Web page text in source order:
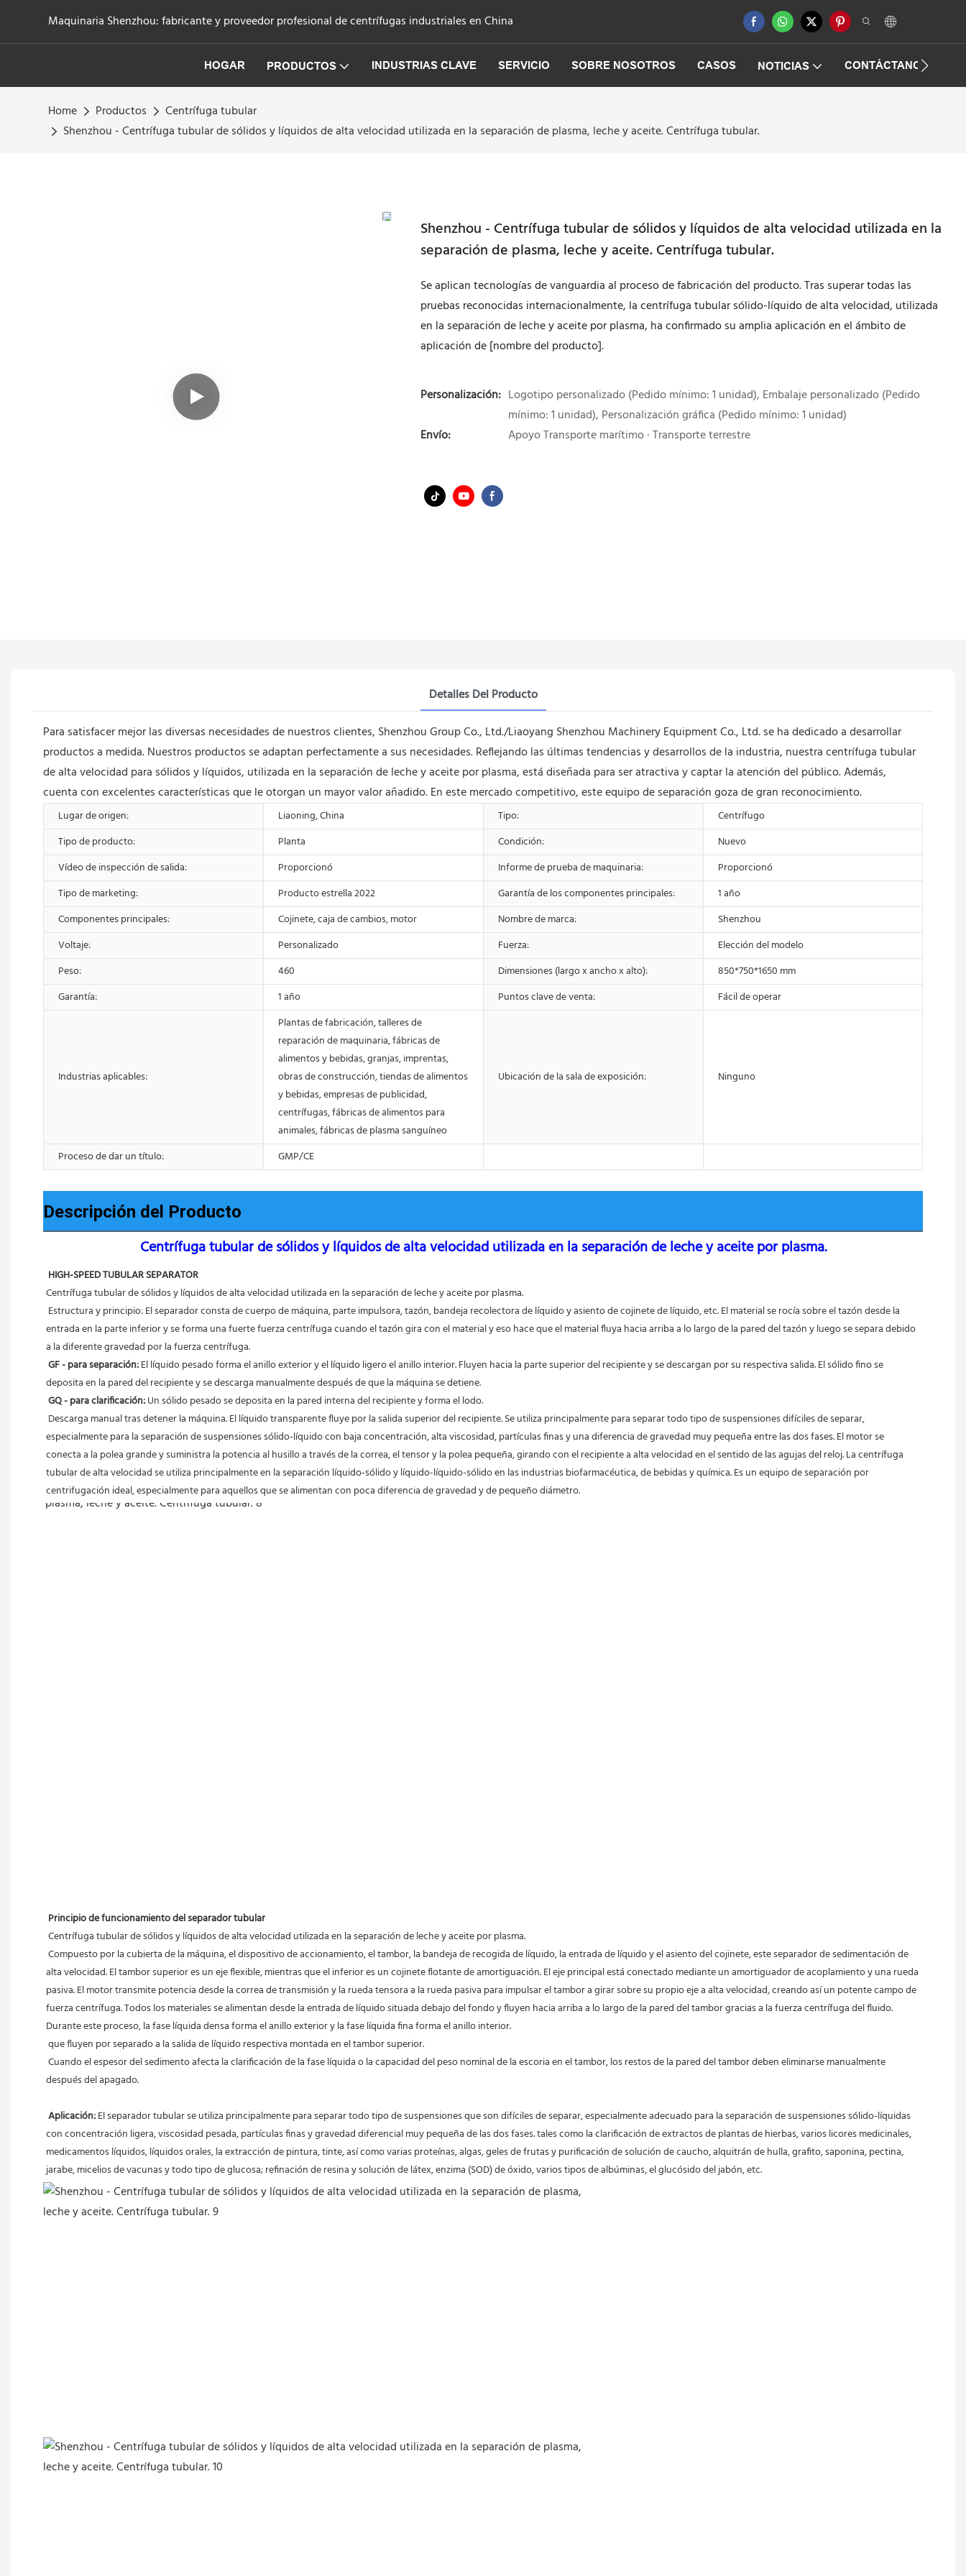
Maquinaria Shenzhou: fabricante y proveedor profesional de centrífugas industriales en China
HOGAR PRODUCTOS INDUSTRIAS CLAVE SERVICIO SOBRE NOSOTROS CASOS NOTICIAS CONTÁCTANOS
Home Productos
Centrífuga tubular
Shenzhou - Centrífuga tubular de sólidos y líquidos de alta velocidad utilizada en la separación de plasma, leche y aceite. Centrífuga tubular.
Shenzhou - Centrífuga tubular de sólidos y líquidos de alta velocidad utilizada en la
separación de plasma, leche y aceite. Centrífuga tubular.
Se aplican tecnologías de vanguardia al proceso de fabricación del producto. Tras superar todas las
pruebas reconocidas internacionalmente, la centrífuga tubular sólido-líquido de alta velocidad, utilizada
en la separación de leche y aceite por plasma, ha confirmado su amplia aplicación en el ámbito de
aplicación de [nombre del producto].
Personalización: Logotipo personalizado (Pedido mínimo: 1 unidad), Embalaje personalizado (Pedido
mínimo: 1 unidad), Personalización gráfica (Pedido mínimo: 1 unidad)
Envío:
Apoyo Transporte marítimo · Transporte terrestre
Detalles Del Producto
Para satisfacer mejor las diversas necesidades de nuestros clientes, Shenzhou Group Co., Ltd./Liaoyang Shenzhou Machinery Equipment Co., Ltd. se ha dedicado a desarrollar
productos a medida. Nuestros productos se adaptan perfectamente a sus necesidades. Reflejando las últimas tendencias y desarrollos de la industria, nuestra centrífuga tubular
de alta velocidad para sólidos y líquidos, utilizada en la separación de leche y aceite por plasma, está diseñada para ser atractiva y captar la atención del público. Además,
cuenta con excelentes características que le otorgan un mayor valor añadido. En este mercado competitivo, este equipo de separación goza de gran reconocimiento.
Lugar de origen: Liaoning, China Tipo:
Centrífugo
Tipo de producto:
Planta Condición:
Nuevo
Vídeo de inspección de salida:
Proporcionó Informe de prueba de maquinaria:
Proporcionó
Tipo de marketing:
Producto estrella 2022 Garantía de los componentes principales:
1 año
Componentes principales:
Cojinete, caja de cambios, motor Nombre de marca:
Shenzhou
Voltaje:
Personalizado Fuerza:
Elección del modelo
Peso:
460 Dimensiones (largo x ancho x alto):
850*750*1650 mm
Garantía:
1 año Puntos clave de venta: Fácil de operar
Industrias aplicables:
Plantas de fabricación, talleres de
reparación de maquinaria, fábricas de
alimentos y bebidas, granjas, imprentas,
obras de construcción, tiendas de alimentos
y bebidas, empresas de publicidad,
centrífugas, fábricas de alimentos para
animales, fábricas de plasma sanguíneo
Ubicación de la sala de exposición: Ninguno
Proceso de dar un título: GMP/CE
Descripción del Producto
Centrífuga tubular de sólidos y líquidos de alta velocidad utilizada en la separación de leche y aceite por plasma.
HIGH-SPEED TUBULAR SEPARATOR
Centrífuga tubular de sólidos y líquidos de alta velocidad utilizada en la separación de leche y aceite por plasma.
entrada en la parte inferior y se forma una fuerte fuerza centrífuga cuando el tazón gira con el material y eso hace que el material fluya hacia arriba a lo largo de la pared del tazón y luego se separa debido
a la diferente gravedad por la fuerza centrífuga.
GF - para separación: El líquido pesado forma el anillo exterior y el líquido ligero el anillo interior. Fluyen hacia la parte superior del recipiente y se descargan por su respectiva salida. El sólido fino se
deposita en la pared del recipiente y se descarga manualmente después de que la máquina se detiene.
GQ - para clarificación: Un sólido pesado se deposita en la pared interna del recipiente y forma el lodo.
especialmente para la separación de suspensiones sólido-líquido con baja concentración, alta viscosidad, partículas finas y una diferencia de gravedad muy pequeña entre las dos fases. El motor se
conecta a la polea grande y suministra la potencia al husillo a través de la correa, el tensor y la polea pequeña, girando con el recipiente a alta velocidad en el sentido de las agujas del reloj. La centrífuga
tubular de alta velocidad se utiliza principalmente en la separación líquido-sólido y líquido-líquido-sólido en las industrias biofarmacéutica, de bebidas y química. Es un equipo de separación por
centrifugación ideal, especialmente para aquellos que se alimentan con poca diferencia de gravedad y de pequeño diámetro.
Principio de funcionamiento del separador tubular
Centrífuga tubular de sólidos y líquidos de alta velocidad utilizada en la separación de leche y aceite por plasma.
Compuesto por la cubierta de la máquina, el dispositivo de accionamiento, el tambor, la bandeja de recogida de líquido, la entrada de líquido y el asiento del cojinete, este separador de sedimentación de
alta velocidad. El tambor superior es un eje flexible, mientras que el inferior es un cojinete flotante de amortiguación. El eje principal está conectado mediante un amortiguador de acoplamiento y una rueda
pasiva. El motor transmite potencia desde la correa de transmisión y la rueda tensora a la rueda pasiva para impulsar el tambor a girar sobre su propio eje a alta velocidad, creando así un potente campo de
fuerza centrífuga. Todos los materiales se alimentan desde la entrada de líquido situada debajo del fondo y fluyen hacia arriba a lo largo de la pared del tambor gracias a la fuerza centrífuga del fluido.
Durante este proceso, la fase líquida densa forma el anillo exterior y la fase líquida fina forma el anillo interior.
que fluyen por separado a la salida de líquido respectiva montada en el tambor superior.
después del apagado.
Aplicación: El separador tubular se utiliza principalmente para separar todo tipo de suspensiones que son difíciles de separar, especialmente adecuado para la separación de suspensiones sólido-líquidas
con concentración ligera, viscosidad pesada, partículas finas y gravedad diferencial muy pequeña de las dos fases. tales como la clarificación de extractos de plantas de hierbas, varios licores medicinales,
medicamentos líquidos, líquidos orales, la extracción de pintura, tinte, así como varias proteínas, algas, geles de frutas y purificación de solución de caucho, alquitrán de hulla, grafito, saponina, pectina,
jarabe, micelios de vacunas y todo tipo de glucosa; refinación de resina y solución de látex, enzima (SOD) de óxido, varios tipos de albúminas, el glucósido del jabón, etc.